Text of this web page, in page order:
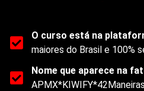
O curso está na
maiores do Brasil e 100%
Nome que aparece na
APMX*KIWIFY*42Maneiras